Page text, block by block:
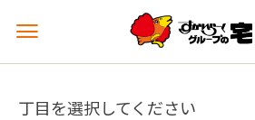
メ
ュ
を
丁目を選択してください